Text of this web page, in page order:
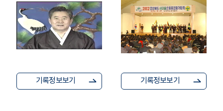
기록정보보기 기록정보보기